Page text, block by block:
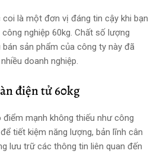
là một đơn vị đáng tin cậy khi bạn
nghiệp 60kg. Chất số lượng
sản phẩm của công ty này đã
doanh nghiệp.
điện tử 60kg
mạnh không thiếu như công
tiết kiệm năng lượng, bản lĩnh cân
lưu trữ các thông tin liên quan đến